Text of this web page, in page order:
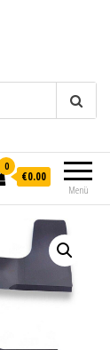
Menü
0
€0.00